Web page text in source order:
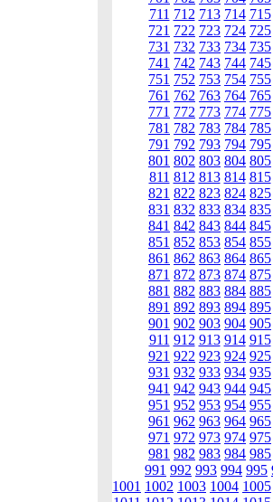
711 712 713 714 715
721 722 723 724 725
731 732 733 734 735
741 742 743 744 745
751 752 753 754 755
761 762 763 764 765
771 772 773 774 775
781 782 783 784 785
791 792 793 794 795
801 802 803 804 805
811 812 813 814 815
821 822 823 824 825
831 832 833 834 835
841 842 843 844 845
851 852 853 854 855
861 862 863 864 865
871 872 873 874 875
881 882 883 884 885
891 892 893 894 895
901 902 903 904 905
911 912 913 914 915
921 922 923 924 925
931 932 933 934 935
941 942 943 944 945
951 952 953 954 955
961 962 963 964 965
971 972 973 974 975
981 982 983 984 985
991 992 993 994 995
1001 1002 1003 1004 1005